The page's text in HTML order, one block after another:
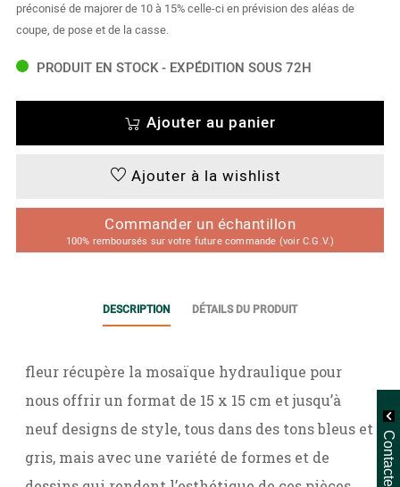
préconisé de majorer de 10 à 15% celle-ci en prévision des aléas de
coupe, de pose et de la casse.
PRODUIT EN STOCK - EXPÉDITION SOUS 72H
Ajouter au panier
Ajouter à la wishlist
Commander un échantillon
100% remboursés sur votre future commande (voir C.G.V.)
DESCRIPTION DÉTAILS DU PRODUIT
fleur récupère la mosaïque hydraulique pour
nous offrir un format de 15 x 15 cm et jusqu’à
neuf designs de style, tous dans des tons bleus et
gris, mais avec une variété de formes et de